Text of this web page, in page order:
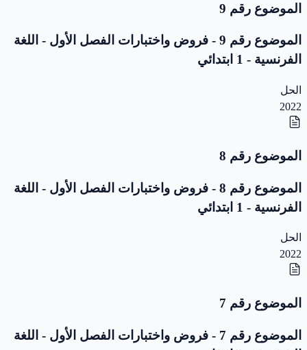
الموضوع رقم 9
الموضوع رقم 9 - فروض واختبارات الفصل الأول - اللغة
الفرنسية - 1 ابتدائي
الحل
2022
الموضوع رقم 8
الموضوع رقم 8 - فروض واختبارات الفصل الأول - اللغة
الفرنسية - 1 ابتدائي
الحل
2022
الموضوع رقم 7
الموضوع رقم 7 - فروض واختبارات الفصل الأول - اللغة